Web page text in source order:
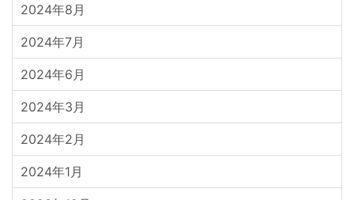
2024年8月
2024年7月
2024年6月
2024年3月
2024年2月
2024年1月